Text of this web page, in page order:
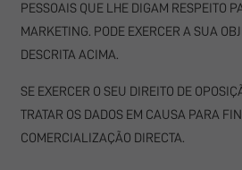
PESSOAIS QUE LHE DIGAM RESPEITO
MARKETING. PODE EXERCER A SUA
DESCRITA ACIMA.
SE EXERCER O SEU DIREITO DE
TRATAR OS DADOS EM CAUSA PARA
COMERCIALIZAÇÃO DIRECTA.